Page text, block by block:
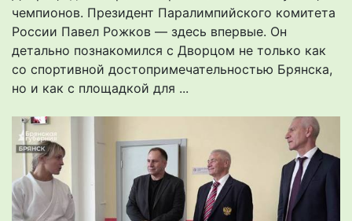
чемпионов. Президент Паралимпийского комитета
России Павел Рожков — здесь впервые. Он
детально познакомился с Дворцом не только как
со спортивной достопримечательностью Брянска,
но и как с площадкой для ...